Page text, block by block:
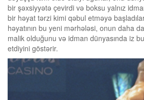
bir şəxsiyyətə çevirdi və boksu yalnız
bir həyat tərzi kimi qəbul etməyə
həyatının bu yeni mərhələsi, onun daha
malik olduğunu və idman dünyasında iz
etdiyini göstərir.